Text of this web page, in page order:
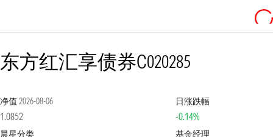
东方红汇享债券C020285
净值 2026-08-06
1.0852
日涨跌幅
-0.14%
晨星分类 基金经理